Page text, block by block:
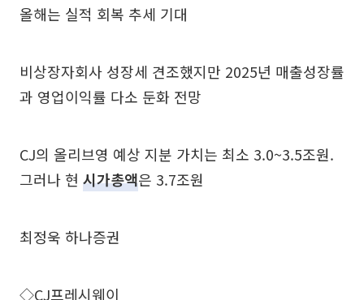
올해는 실적 회복 추세 기대
비상장자회사 성장세 견조했지만 2025년 매출성장률
과 영업이익률 다소 둔화 전망
CJ의 올리브영 예상 지분 가치는 최소 3.0~3.5조원.
그러나 현 시가총액은 3.7조원
최정욱 하나증권
◇CJ프레시웨이